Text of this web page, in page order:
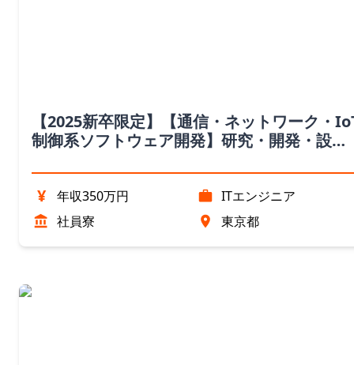
【2025新卒限定】【通信・ネットワーク・
制御系ソフトウェア開発】研究・開発・設計
¥
年収350万円
ITエンジニア
社員寮
東京都